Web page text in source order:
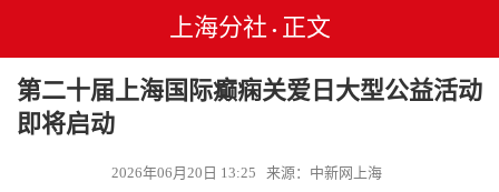
上海分社 • 正文
第二十届上海国际癫痫关爱日大型公益活动
即将启动
2026年06月20日 13:25 来源：中新网上海